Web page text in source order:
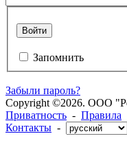
Войти
Запомнить
Забыли пароль?
Copyright ©2026. ООО
Приватность - Правила
Контакты -